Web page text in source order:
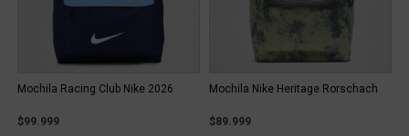
Mochila Racing Club Nike 2026
$99.999
Mochila Nike Heritage Rorschach
$89.999